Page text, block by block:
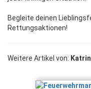
Begleite deinen
Rettungsaktionen!
Weitere Artikel von: